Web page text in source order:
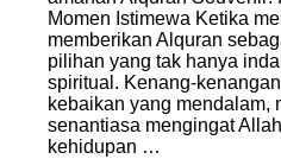
Momen Istimewa Ketika
memberikan Alquran
pilihan yang tak hanya
spiritual. Kenang-
kebaikan yang mendalam,
senantiasa mengingat
kehidupan …